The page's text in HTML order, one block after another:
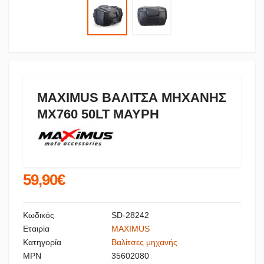
MAXIMUS ΒΑΛΙΤΣΑ ΜΗΧΑΝΗΣ
MX760 50LT ΜΑΥΡΗ
59,90€
Κωδικός
SD-28242
Εταιρία
MAXIMUS
Κατηγορία
Βαλίτσες μηχανής
MPN
35602080